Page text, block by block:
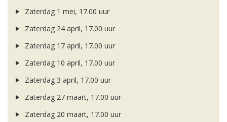
Zaterdag 1 mei, 17.00 uur
Zaterdag 24 april, 17.00 uur
Zaterdag 17 april, 17.00 uur
Zaterdag 10 april, 17.00 uur
Zaterdag 3 april, 17.00 uur
Zaterdag 27 maart, 17.00 uur
Zaterdag 20 maart, 17.00 uur